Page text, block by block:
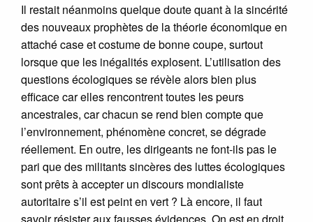
Il restait néanmoins quelque doute quant à la sincérité
des nouveaux prophètes de la théorie économique en
attaché case et costume de bonne coupe, surtout
lorsque que les inégalités explosent. L’utilisation des
questions écologiques se révèle alors bien plus
efficace car elles rencontrent toutes les peurs
ancestrales, car chacun se rend bien compte que
l’environnement, phénomène concret, se dégrade
réellement. En outre, les dirigeants ne font-ils pas le
pari que des militants sincères des luttes écologiques
sont prêts à accepter un discours mondialiste
autoritaire s’il est peint en vert ? Là encore, il faut
savoir résister aux fausses évidences. On est en droit